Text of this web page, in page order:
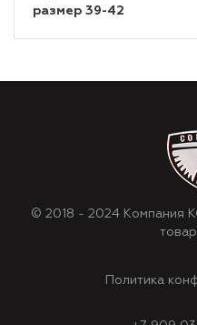
размер 39-42
© 2018 - 2024
Политика